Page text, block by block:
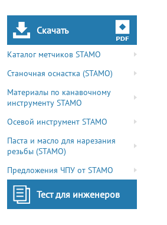
Скачать
Каталог метчиков STAMO
Станочная оснастка (STAMO)
Материалы по канавочному
инструменту STAMO
Осевой инструмент STAMO
Паста и масло для нарезания
резьбы (STAMO)
Предложения ЧПУ от STAMO
Тест для инженеров